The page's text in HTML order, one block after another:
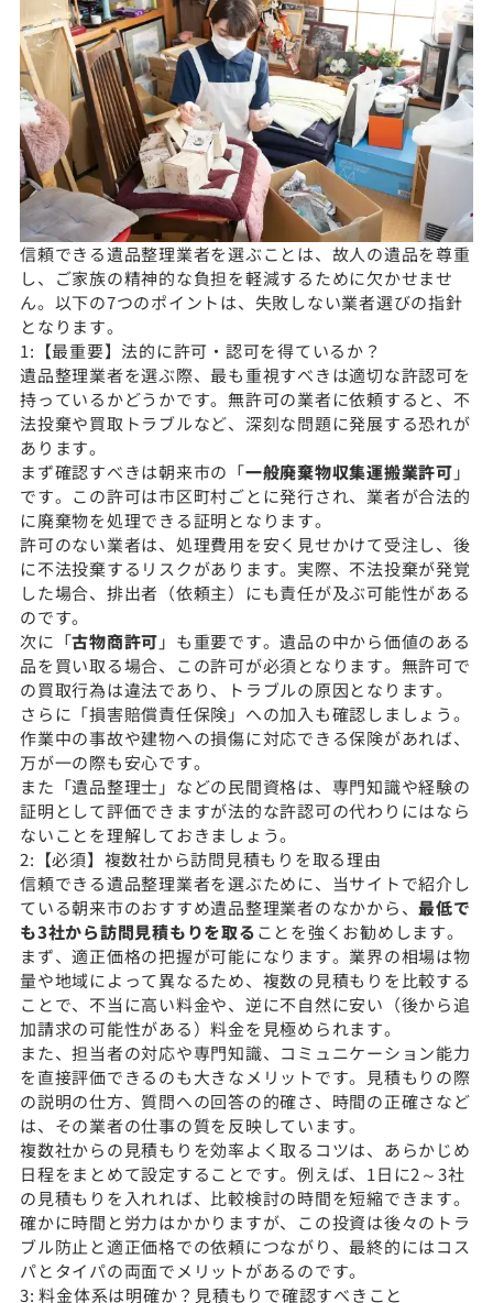
信頼できる遺品整理業者を選ぶことは、故人の遺品を尊重
し、ご家族の精神的な負担を軽減するために欠かせませ
ん。以下の7つのポイントは、失敗しない業者選びの指針
となります。
1:【最重要】法的に許可・認可を得ているか？
遺品整理業者を選ぶ際、最も重視すべきは適切な許認可を
持っているかどうかです。無許可の業者に依頼すると、不
法投棄や買取トラブルなど、深刻な問題に発展する恐れが
あります。
まず確認すべきは朝来市の「一般廃棄物収集運搬業許可 」
です。この許可は市区町村ごとに発行され、業者が合法的
に廃棄物を処理できる証明となります。
許可のない業者は、処理費用を安く見せかけて受注し、後
に不法投棄するリスクがあります。実際、不法投棄が発覚
した場合、排出者（依頼主）にも責任が及ぶ可能性がある
のです。
次に「古物商許可 」も重要です。遺品の中から価値のある
品を買い取る場合、この許可が必須となります。無許可で
の買取行為は違法であり、トラブルの原因となります。
さらに「損害賠償責任保険」への加入も確認しましょう。
作業中の事故や建物への損傷に対応できる保険があれば、
万が一の際も安心です。
また「遺品整理士」などの民間資格は、専門知識や経験の
証明として評価できますが法的な許認可の代わりにはなら
ないことを理解しておきましょう。
2:【必須】複数社から訪問見積もりを取る理由
信頼できる遺品整理業者を選ぶために、当サイトで紹介し
ている朝来市のおすすめ遺品整理業者のなかから、最低で
も3社から訪問見積もりを取ることを強くお勧めします。
まず、適正価格の把握が可能になります。業界の相場は物
量や地域によって異なるため、複数の見積もりを比較する
ことで、不当に高い料金や、逆に不自然に安い（後から追
加請求の可能性がある）料金を見極められます。
また、担当者の対応や専門知識、コミュニケーション能力
を直接評価できるのも大きなメリットです。見積もりの際
の説明の仕方、質問への回答の的確さ、時間の正確さなど
は、その業者の仕事の質を反映しています。
複数社からの見積もりを効率よく取るコツは、あらかじめ
日程をまとめて設定することです。例えば、1日に2～3社
の見積もりを入れれば、比較検討の時間を短縮できます。
確かに時間と労力はかかりますが、この投資は後々のトラ
ブル防止と適正価格での依頼につながり、最終的にはコス
パとタイパの両面でメリットがあるのです。
3: 料金体系は明確か？見積もりで確認すべきこと